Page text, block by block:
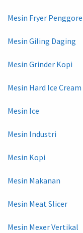
Mesin Fryer
Mesin Giling Daging
Mesin Grinder Kopi
Mesin Hard Ice
Mesin Ice
Mesin Industri
Mesin Kopi
Mesin Makanan
Mesin Meat Slicer
Mesin Mexer Vertikal